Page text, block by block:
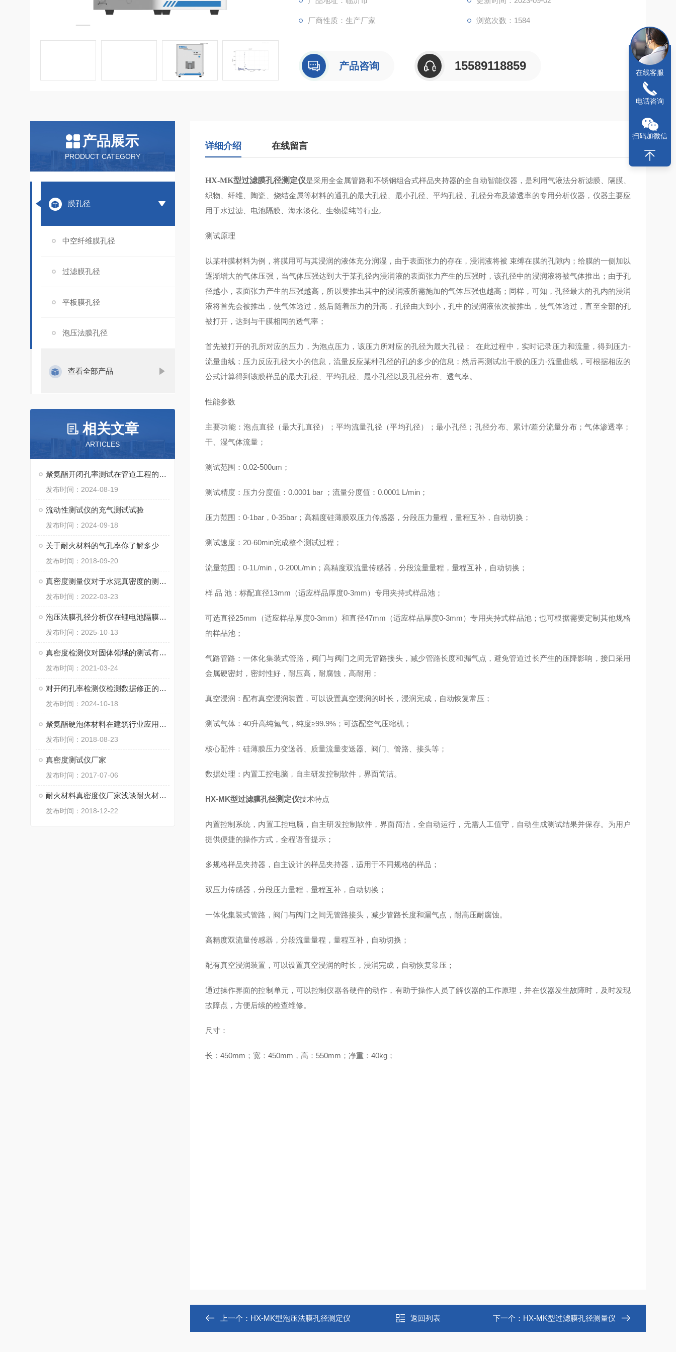
厂商性质：生产厂家 浏览次数：1584
产品咨询 15589118859
产品展示
PRODUCT CATEGORY
膜孔径
中空纤维膜孔径
过滤膜孔径
平板膜孔径
泡压法膜孔径
查看全部产品
相关文章
ARTICLES
聚氨酯开闭孔率测试在管道工程的应用
发布时间：2024-08-19
流动性测试仪的充气测试试验
发布时间：2024-09-18
关于耐火材料的气孔率你了解多少
发布时间：2018-09-20
真密度测量仪对于水泥真密度的测定讲解
发布时间：2022-03-23
泡压法膜孔径分析仪在锂电池隔膜孔径分析中的应用
发布时间：2025-10-13
真密度检测仪对固体领域的测试有何说法？
发布时间：2021-03-24
对开闭孔率检测仪检测数据修正的探讨
发布时间：2024-10-18
聚氨酯硬泡体材料在建筑行业应用的明显优势
发布时间：2018-08-23
真密度测试仪厂家
发布时间：2017-07-06
耐火材料真密度仪厂家浅谈耐火材料的体积密度、真密度与透气度
发布时间：2018-12-22
详细介绍 在线留言
HX-MK型过滤膜孔径测定仪是采用全金属管路和不锈钢组合式样品夹持器的全自动智能仪器，是利用气液法分析滤膜、隔膜、
织物、纤维、陶瓷、烧结金属等材料的通孔的最大孔径、最小孔径、平均孔径、孔径分布及渗透率的专用分析仪器，仪器主要应
用于水过滤、电池隔膜、海水淡化、生物提纯等行业。
测试原理
以某种膜材料为例，将膜用可与其浸润的液体充分润湿，由于表面张力的存在，浸润液将被 束缚在膜的孔隙内；给膜的一侧加以
逐渐增大的气体压强，当气体压强达到大于某孔径内浸润液的表面张力产生的压强时，该孔径中的浸润液将被气体推出；由于孔
径越小，表面张力产生的压强越高，所以要推出其中的浸润液所需施加的气体压强也越高；同样，可知，孔径最大的孔内的浸润
液将首先会被推出，使气体透过，然后随着压力的升高，孔径由大到小，孔中的浸润液依次被推出，使气体透过，直至全部的孔
被打开，达到与干膜相同的透气率；
首先被打开的孔所对应的压力，为泡点压力，该压力所对应的孔径为最大孔径； 在此过程中，实时记录压力和流量，得到压力-
流量曲线；压力反应孔径大小的信息，流量反应某种孔径的孔的多少的信息；然后再测试出干膜的压力-流量曲线，可根据相应的
公式计算得到该膜样品的最大孔径、平均孔径、最小孔径以及孔径分布、透气率。
性能参数
主要功能：泡点直径（最大孔直径）；平均流量孔径（平均孔径）；最小孔径；孔径分布、累计/差分流量分布；气体渗透率；
干、湿气体流量；
测试范围： 0.02-500um ；
测试精度： 压力分度值： 0.0001 bar ；流量分度值： 0.0001 L/min；
压力范围： 0-1bar， 0-35bar；高精度硅薄膜双压力传感器，分段压力量程，量程互补，自动切换；
测试速度： 20-60min完成整个测试过程；
流量范围： 0-1L/min， 0-200L/min；高精度双流量传感器，分段流量量程，量程互补，自动切换；
样 品 池：标配直径13mm （适应样品厚度0-3mm）专用夹持式样品池；
可选直径25mm （适应样品厚度0-3mm）和直径47mm （适应样品厚度0-3mm）专用夹持式样品池；也可根据需要定制其他规格
的样品池；
气路管路：一体化集装式管路，阀门与阀门之间无管路接头，减少管路长度和漏气点，避免管道过长产生的压降影响，接口采用
金属硬密封，密封性好，耐压高，耐腐蚀，高耐用；
真空浸润：配有真空浸润装置，可以设置真空浸润的时长，浸润完成，自动恢复常压；
测试气体： 40升高纯氮气，纯度≥99.9%；可选配空气压缩机；
核心配件： 硅薄膜压力变送器、质量流量变送器、阀门、管路、接头等；
数据处理：内置工控电脑 ，自主研发控制软件，界面简洁。
HX-MK型过滤膜孔径测定仪技术特点
内置控制系统，内置工控电脑，自主研发控制软件，界面简洁，全自动运行，无需人工值守，自动生成测试结果并保存。为用户
提供便捷的操作方式，全程语音提示；
多规格样品夹持器，自主设计的样品夹持器，适用于不同规格的样品；
双压力传感器，分段压力量程，量程互补，自动切换；
一体化集装式管路，阀门与阀门之间无管路接头，减少管路长度和漏气点，耐高压耐腐蚀。
高精度双流量传感器，分段流量量程，量程互补，自动切换；
配有真空浸润装置，可以设置真空浸润的时长，浸润完成，自动恢复常压；
通过操作界面的控制单元，可以控制仪器各硬件的动作，有助于操作人员了解仪器的工作原理，并在仪器发生故障时，及时发现
故障点，方便后续的检查维修。
尺寸：
长： 450mm ；宽： 450mm ，高： 550mm ；净重： 40kg；
上一个： HX-MK型泡压法膜孔径测定仪 返回列表 下一个： HX-MK型过滤膜孔径测量仪
在线客服
电话咨询
扫码加微信